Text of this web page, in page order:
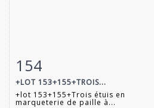
Fiche détaillée
154
+LOT 153+155+TROIS...
+lot 153+155+Trois étuis en
marqueterie de paille à...